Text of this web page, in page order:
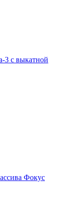
3 с выкатной
Фокус